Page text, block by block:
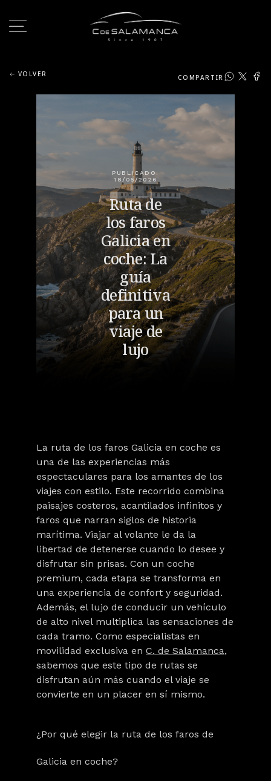
VOLVER COMPARTIR
PUBLICADO:
18/05/2026
Ruta de
los faros
Galicia en
coche: La
guía
definitiva
para un
viaje de
lujo
La ruta de los faros Galicia en coche es
una de las experiencias más
espectaculares para los amantes de los
viajes con estilo. Este recorrido combina
paisajes costeros, acantilados infinitos y
faros que narran siglos de historia
marítima. Viajar al volante le da la
libertad de detenerse cuando lo desee y
disfrutar sin prisas. Con un coche
premium, cada etapa se transforma en
una experiencia de confort y seguridad.
Además, el lujo de conducir un vehículo
de alto nivel multiplica las sensaciones de
cada tramo. Como especialistas en
movilidad exclusiva en C. de Salamanca,
sabemos que este tipo de rutas se
disfrutan aún más cuando el viaje se
convierte en un placer en sí mismo.
¿Por qué elegir la ruta de los faros de
Galicia en coche?